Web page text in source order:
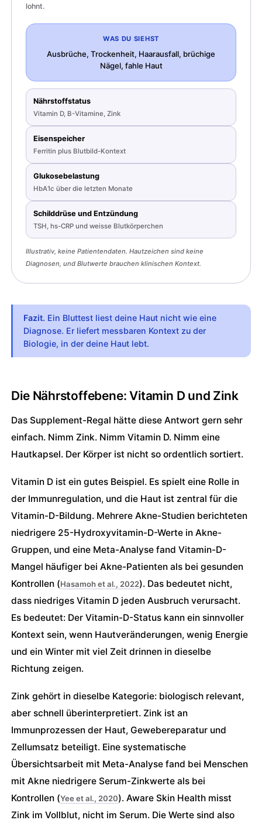
lohnt.
WAS DU SIEHST
Ausbrüche, Trockenheit, Haarausfall, brüchige
Nägel, fahle Haut
Nährstoffstatus
Vitamin D, B-Vitamine, Zink
Eisenspeicher
Ferritin plus Blutbild-Kontext
Glukosebelastung
HbA1c über die letzten Monate
Schilddrüse und Entzündung
TSH, hs-CRP und weisse Blutkörperchen
Illustrativ, keine Patientendaten. Hautzeichen sind keine
Diagnosen, und Blutwerte brauchen klinischen Kontext.
Fazit. Ein Bluttest liest deine Haut nicht wie eine
Diagnose. Er liefert messbaren Kontext zu der
Biologie, in der deine Haut lebt.
Die Nährstoffebene: Vitamin D und Zink
Das Supplement-Regal hätte diese Antwort gern sehr
einfach. Nimm Zink. Nimm Vitamin D. Nimm eine
Hautkapsel. Der Körper ist nicht so ordentlich sortiert.
Vitamin D ist ein gutes Beispiel. Es spielt eine Rolle in
der Immunregulation, und die Haut ist zentral für die
Vitamin-D-Bildung. Mehrere Akne-Studien berichteten
niedrigere 25-Hydroxyvitamin-D-Werte in Akne-
Gruppen, und eine Meta-Analyse fand Vitamin-D-
Mangel häufiger bei Akne-Patienten als bei gesunden
Kontrollen (Hasamoh et al., 2022). Das bedeutet nicht,
dass niedriges Vitamin D jeden Ausbruch verursacht.
Es bedeutet: Der Vitamin-D-Status kann ein sinnvoller
Kontext sein, wenn Hautveränderungen, wenig Energie
und ein Winter mit viel Zeit drinnen in dieselbe
Richtung zeigen.
Zink gehört in dieselbe Kategorie: biologisch relevant,
aber schnell überinterpretiert. Zink ist an
Immunprozessen der Haut, Gewebereparatur und
Zellumsatz beteiligt. Eine systematische
Übersichtsarbeit mit Meta-Analyse fand bei Menschen
mit Akne niedrigere Serum-Zinkwerte als bei
Kontrollen (Yee et al., 2020). Aware Skin Health misst
Zink im Vollblut, nicht im Serum. Die Werte sind also